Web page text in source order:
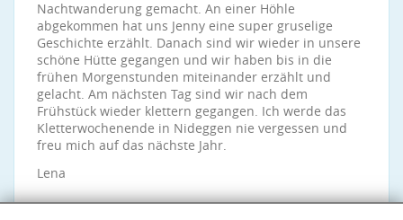
Nachtwanderung gemacht. An einer Höhle
abgekommen hat uns Jenny eine super gruselige
Geschichte erzählt. Danach sind wir wieder in unsere
schöne Hütte gegangen und wir haben bis in die
frühen Morgenstunden miteinander erzählt und
gelacht. Am nächsten Tag sind wir nach dem
Frühstück wieder klettern gegangen. Ich werde das
Kletterwochenende in Nideggen nie vergessen und
freu mich auf das nächste Jahr.
Lena